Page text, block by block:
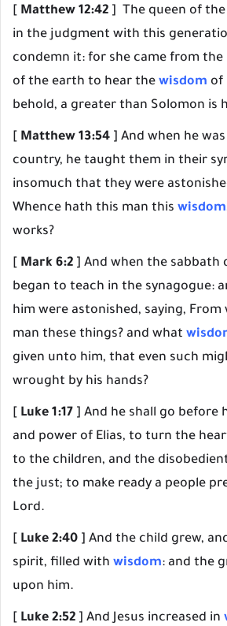
[ Matthew 12:42 ] The queen of
in the judgment with this
condemn it: for she came from
of the earth to hear the wisdom of
behold, a greater than Solomon is
[ Matthew 13:54 ] And when he
country, he taught them in their
insomuch that they were
Whence hath this man this wisdom
works?
[ Mark 6:2 ] And when the sabbath
began to teach in the synagogue:
him were astonished, saying,
man these things? and what
given unto him, that even such
wrought by his hands?
[ Luke 1:17 ] And he shall go before
and power of Elias, to turn the
to the children, and the
the just; to make ready a people
Lord.
[ Luke 2:40 ] And the child grew,
spirit, filled with wisdom: and the
upon him.
[ Luke 2:52 ] And Jesus increased in